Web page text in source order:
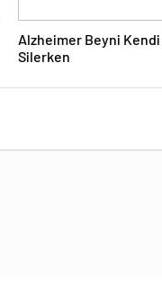
Alzheimer Beyni Kendi
Silerken